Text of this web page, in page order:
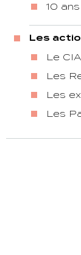
10
Les
Le
Les
Les
Les